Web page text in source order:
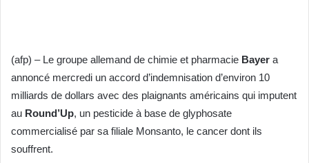
(afp) – Le groupe allemand de chimie et pharmacie Bayer a
annoncé mercredi un accord d’indemnisation d’environ 10
milliards de dollars avec des plaignants américains qui imputent
au Round’Up, un pesticide à base de glyphosate
commercialisé par sa filiale Monsanto, le cancer dont ils
souffrent.